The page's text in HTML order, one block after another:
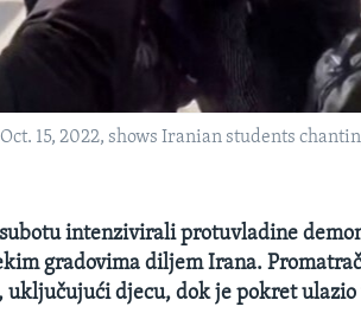
15, 2022, shows Iranian students
intenzivirali protuvladine
gradovima diljem Irana.
djecu, dok je pokret ulazio